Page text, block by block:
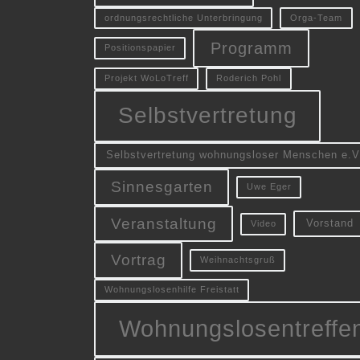
ordnungsrechtliche Unterbringung Orga-Team
Positionspapier Programm
Projekt WoLoTreff Roderich Pohl
Selbstvertretung
Selbstvertretung wohnungsloser Menschen
Sinnesgarten Uwe Eger
Veranstaltung Video Vorstand
Vortrag Weihnachtsgruß
Wohnungslosenhilfe Freistatt